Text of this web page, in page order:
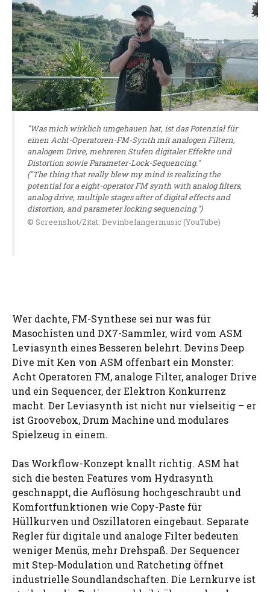
"Was mich wirklich umgehauen hat, ist das Potenzial für
einen Acht-Operatoren-FM-Synth mit analogen Filtern,
analogem Drive, mehreren Stufen digitaler Effekte und
Distortion sowie Parameter-Lock-Sequencing."
("The thing that really blew my mind is realizing the
potential for a eight-operator FM synth with analog filters,
analog drive, multiple stages after of digital effects and
distortion, and parameter locking sequencing.")
© Screenshot/Zitat: Devinbelangermusic (YouTube)
Wer dachte, FM-Synthese sei nur was für
Masochisten und DX7-Sammler, wird vom ASM
Leviasynth eines Besseren belehrt. Devins Deep
Dive mit Ken von ASM offenbart ein Monster:
Acht Operatoren FM, analoge Filter, analoger Drive
und ein Sequencer, der Elektron Konkurrenz
macht. Der Leviasynth ist nicht nur vielseitig – er
ist Groovebox, Drum Machine und modulares
Spielzeug in einem.
Das Workflow-Konzept knallt richtig. ASM hat
sich die besten Features vom Hydrasynth
geschnappt, die Auflösung hochgeschraubt und
Komfortfunktionen wie Copy-Paste für
Hüllkurven und Oszillatoren eingebaut. Separate
Regler für digitale und analoge Filter bedeuten
weniger Menüs, mehr Drehspaß. Der Sequencer
mit Step-Modulation und Ratcheting öffnet
industrielle Soundlandschaften. Die Lernkurve ist